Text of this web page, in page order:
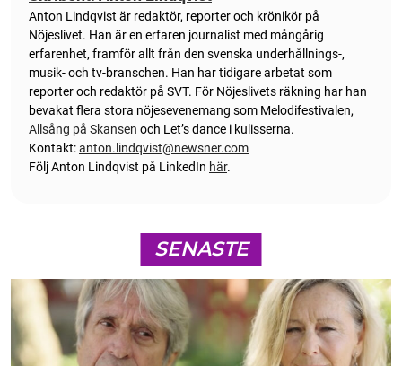
Anton Lindqvist är redaktör, reporter och krönikör på
Nöjeslivet. Han är en erfaren journalist med mångårig
erfarenhet, framför allt från den svenska underhållnings-,
musik- och tv-branschen. Han har tidigare arbetat som
reporter och redaktör på SVT. För Nöjeslivets räkning har han
bevakat flera stora nöjesevenemang som Melodifestivalen,
Allsång på Skansen och Let’s dance i kulisserna.
Kontakt:anton.lindqvist@newsner.com
Följ Anton Lindqvist på LinkedIn här.
SENASTE